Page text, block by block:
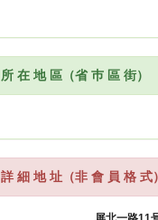
所 在 地 區（省 巿 區 街）
詳 細 地 址（非 會 員 格 式